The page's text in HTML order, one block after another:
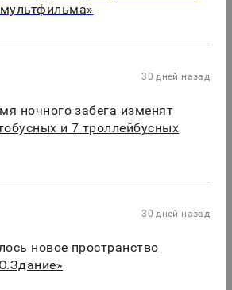
30 дней назад
ночного забега изменят
и 7 троллейбусных
30 дней назад
новое пространство